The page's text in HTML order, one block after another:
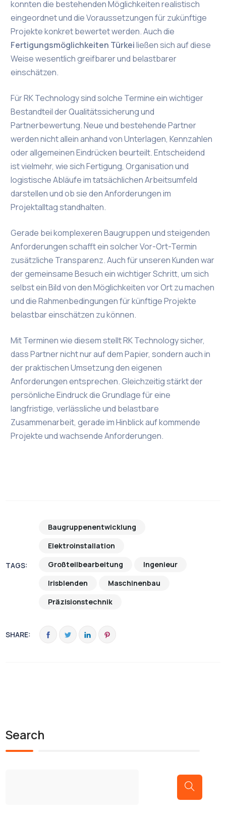
konnten die bestehenden Möglichkeiten realistisch
eingeordnet und die Voraussetzungen für zukünftige
Projekte konkret bewertet werden. Auch die
Fertigungsmöglichkeiten Türkeiließen sich auf diese
Weise wesentlich greifbarer und belastbarer
einschätzen.
Für RK Technology sind solche Termine ein wichtiger
Bestandteil der Qualitätssicherung und
Partnerbewertung. Neue und bestehende Partner
werden nicht allein anhand von Unterlagen, Kennzahlen
oder allgemeinen Eindrücken beurteilt. Entscheidend
ist vielmehr, wie sich Fertigung, Organisation und
logistische Abläufe im tatsächlichen Arbeitsumfeld
darstellen und ob sie den Anforderungen im
Projektalltag standhalten.
Gerade bei komplexeren Baugruppen und steigenden
Anforderungen schafft ein solcher Vor-Ort-Termin
zusätzliche Transparenz. Auch für unseren Kunden war
der gemeinsame Besuch ein wichtiger Schritt, um sich
selbst ein Bild von den Möglichkeiten vor Ort zu machen
und die Rahmenbedingungen für künftige Projekte
belastbar einschätzen zu können.
Mit Terminen wie diesem stellt RK Technology sicher,
dass Partner nicht nur auf dem Papier, sondern auch in
der praktischen Umsetzung den eigenen
Anforderungen entsprechen. Gleichzeitig stärkt der
persönliche Eindruck die Grundlage für eine
langfristige, verlässliche und belastbare
Zusammenarbeit, gerade im Hinblick auf kommende
Projekte und wachsende Anforderungen.
TAGS:
Baugruppenentwicklung
Elektroinstallation
Großteilbearbeitung
Ingenieur
Irisblenden
Maschinenbau
Präzisionstechnik
SHARE:
Search